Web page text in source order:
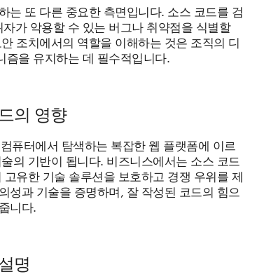
는 또 다른 중요한 측면입니다. 소스 코드를 검
가 악용할 수 있는 버그나 취약점을 식별할
조치에서의 역할을 이해하는 것은 조직의 디
을 유지하는 데 필수적입니다.
의 영향
퓨터에서 탐색하는 복잡한 웹 플랫폼에 이르
의 기반이 됩니다. 비즈니스에서는 소스 코드
유한 기술 솔루션을 보호하고 경쟁 우위를 제
성과 기술을 증명하며, 잘 작성된 코드의 힘으
니다.
명